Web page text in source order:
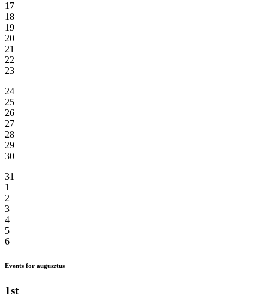
17
18
19
20
21
22
23
24
25
26
27
28
29
30
31
1
2
3
4
5
6
Events for augusztus
1st